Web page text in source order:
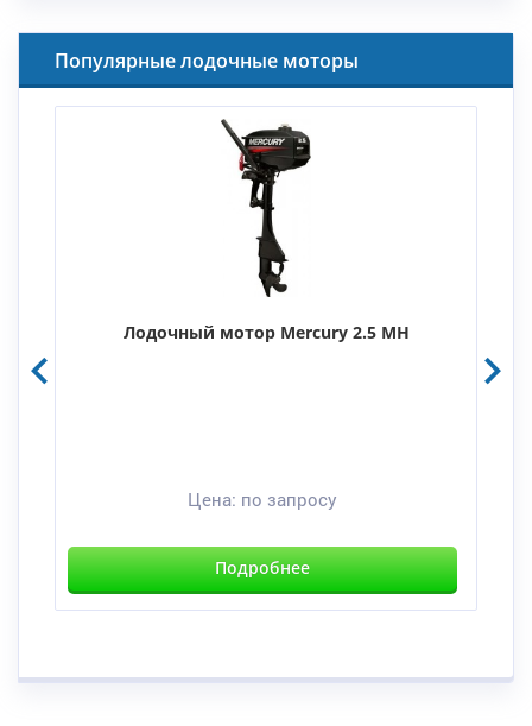
Популярные лодочные моторы
Лодочный мотор Mercury 2.5 MH
Цена: по запросу
Подробнее